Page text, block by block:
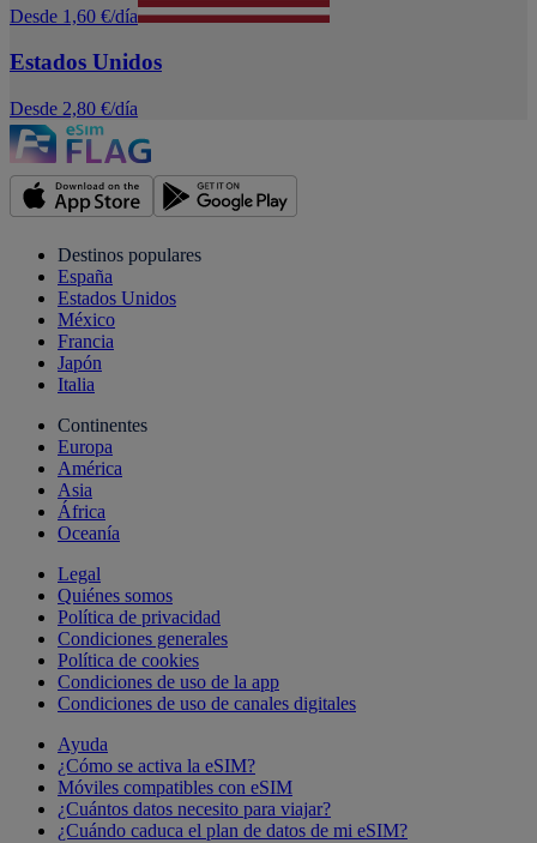
Desde 1,60 €/día
Estados Unidos
Desde 2,80 €/día
Destinos populares
España
Estados Unidos
México
Francia
Japón
Italia
Continentes
Europa
América
Asia
África
Oceanía
Legal
Quiénes somos
Política de privacidad
Condiciones generales
Política de cookies
Condiciones de uso de la app
Condiciones de uso de canales digitales
Ayuda
¿Cómo se activa la eSIM?
Móviles compatibles con eSIM
¿Cuántos datos necesito para viajar?
¿Cuándo caduca el plan de datos de mi eSIM?